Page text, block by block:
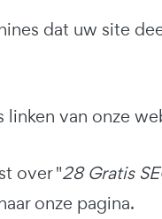
dat uw site
van onze
over "28 Gratis
onze pagina.